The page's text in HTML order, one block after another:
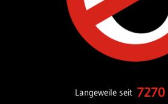
Langeweile seit 7270